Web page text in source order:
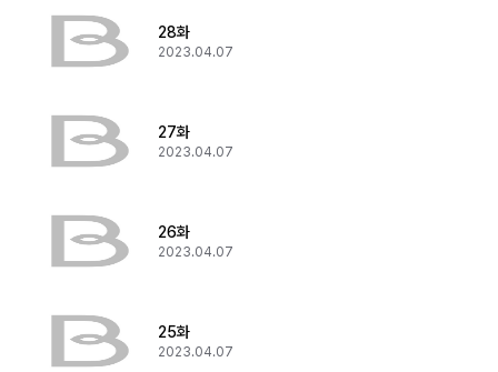
28화
2023.04.07
27화
2023.04.07
26화
2023.04.07
25화
2023.04.07